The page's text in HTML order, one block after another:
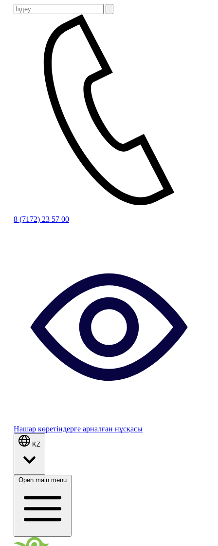
8 (7172) 23 57 00
Нашар көретіндерге арналған нұсқасы
KZ
Open main menu